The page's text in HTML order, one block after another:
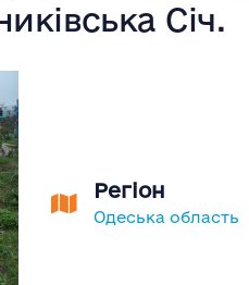
Січ.
Регіон
Одеська область